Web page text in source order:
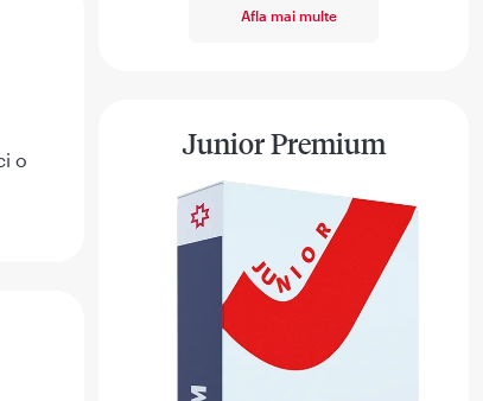
o
Afla mai multe
Junior Premium